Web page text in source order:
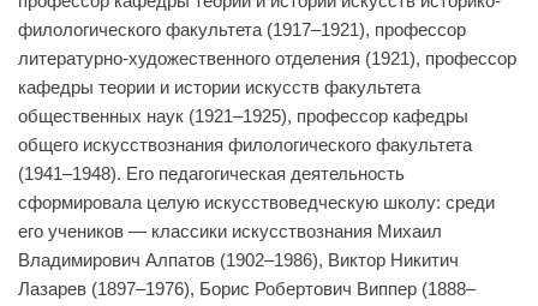
филологического факультета (1917–1921), профессор
литературно-художественного отделения (1921), профессор
кафедры теории и истории искусств факультета
общественных наук (1921–1925), профессор кафедры
общего искусствознания филологического факультета
(1941–1948). Его педагогическая деятельность
сформировала целую искусствоведческую школу: среди
его учеников — классики искусствознания Михаил
Владимирович Алпатов (1902–1986), Виктор Никитич
Лазарев (1897–1976), Борис Робертович Виппер (1888–